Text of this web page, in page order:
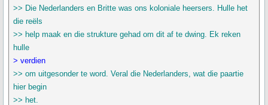
>> Die Nederlanders en Britte was ons koloniale heersers. Hulle het
die reëls
>> help maak en die strukture gehad om dit af te dwing. Ek reken
hulle
> verdien
>> om uitgesonder te word. Veral die Nederlanders, wat die paartie
hier begin
>> het.